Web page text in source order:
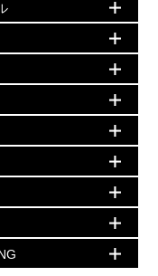
月の特別価格
ューズ除く)
け
折り)
ー